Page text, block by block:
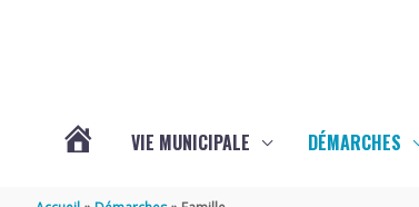
VIE MUNICIPALE DÉMARCHES